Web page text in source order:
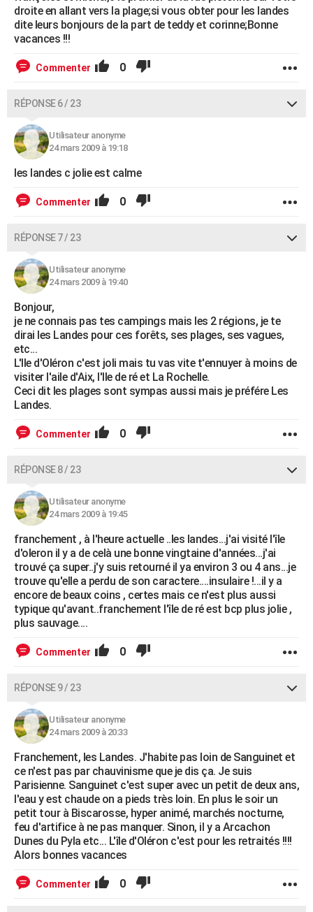
droite en allant vers la plage;si vous obter pour les landes
dite leurs bonjours de la part de teddy et corinne;Bonne
vacances !!!
Commenter 0
RÉPONSE 6 / 23
Utilisateur anonyme
24 mars 2009 à 19:18
les landes c jolie est calme
Commenter 0
RÉPONSE 7 / 23
Utilisateur anonyme
24 mars 2009 à 19:40
Bonjour,
je ne connais pas tes campings mais les 2 régions, je te
dirai les Landes pour ces forêts, ses plages, ses vagues,
etc...
L'Ile d'Oléron c'est joli mais tu vas vite t'ennuyer à moins de
visiter l'aile d'Aix, l'Ile de ré et La Rochelle.
Ceci dit les plages sont sympas aussi mais je préfére Les
Landes.
Commenter 0
RÉPONSE 8 / 23
Utilisateur anonyme
24 mars 2009 à 19:45
franchement , à l'heure actuelle ..les landes...j'ai visité l'île
d'oleron il y a de celà une bonne vingtaine d'années...j'ai
trouvé ça super..j'y suis retourné il ya environ 3 ou 4 ans...je
trouve qu'elle a perdu de son caractere....insulaire !...il y a
encore de beaux coins , certes mais ce n'est plus aussi
typique qu'avant..franchement l'île de ré est bcp plus jolie ,
plus sauvage....
Commenter 0
RÉPONSE 9 / 23
Utilisateur anonyme
24 mars 2009 à 20:33
Franchement, les Landes. J'habite pas loin de Sanguinet et
ce n'est pas par chauvinisme que je dis ça. Je suis
Parisienne. Sanguinet c'est super avec un petit de deux ans,
l'eau y est chaude on a pieds très loin. En plus le soir un
petit tour à Biscarosse, hyper animé, marchés nocturne,
feu d'artifice à ne pas manquer. Sinon, il y a Arcachon
Dunes du Pyla etc... L'île d'Oléron c'est pour les retraités !!!!
Alors bonnes vacances
Commenter 0